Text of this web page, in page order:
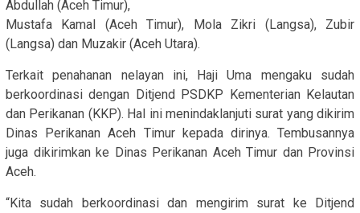
Abdullah (Aceh Timur),
Mustafa Kamal (Aceh Timur), Mola Zikri (Langsa), Zubir
(Langsa) dan Muzakir (Aceh Utara).
Terkait penahanan nelayan ini, Haji Uma mengaku sudah
berkoordinasi dengan Ditjend PSDKP Kementerian Kelautan
dan Perikanan (KKP). Hal ini menindaklanjuti surat yang dikirim
Dinas Perikanan Aceh Timur kepada dirinya. Tembusannya
juga dikirimkan ke Dinas Perikanan Aceh Timur dan Provinsi
Aceh.
“Kita sudah berkoordinasi dan mengirim surat ke Ditjend